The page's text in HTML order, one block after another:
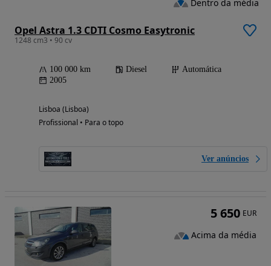
Opel Astra 1.3 CDTI Cosmo Easytronic
1248 cm3 • 90 cv
100 000 km Diesel
Automática
2005
Lisboa (Lisboa)
Profissional • Para o topo
Ver anúncios
Dentro da média
5 650 EUR
Acima da média